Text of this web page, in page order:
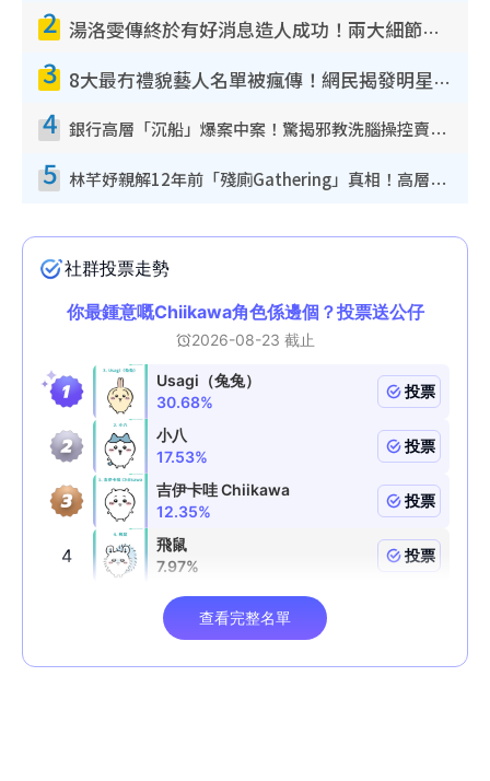
2 湯洛雯傳終於有好消息造人成功！兩大細節曝孕味極濃惹猜測：大肚婆先會咁！
3 8大最冇禮貌藝人名單被瘋傳！網民揭發明星真面目 一致數臭呢位係無品天花板？
4 銀行高層「沉船」爆案中案！驚揭邪教洗腦操控賣淫被吞600萬 幕後黑手講多錯多
5 林芊妤親解12年前「殘廁Gathering」真相！高層解約一句話重創尊嚴至今拒返TVB